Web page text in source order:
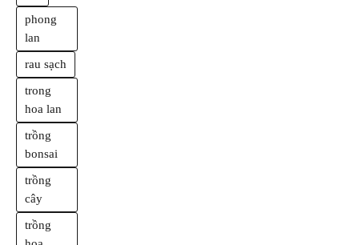
phong
lan
rau sạch
trong
hoa lan
trồng
bonsai
trồng
cây
trồng